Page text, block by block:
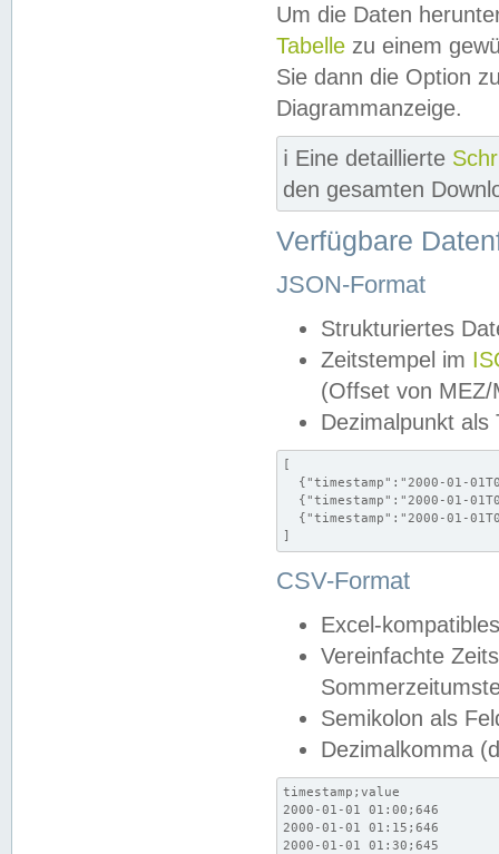
Um die Daten
Tabelle zu einem
Sie dann die Option
Diagrammanzeige.
ℹ️ Eine detaillierte
den gesamten
Verfügbare
JSON-Format
Strukturiertes
Zeitstempel im
(Offset von MEZ/
Dezimalpunkt als
[
{"timestamp":"2000-01-
{"timestamp":"2000-01-
{"timestamp":"2000-01-
]
CSV-Format
Excel-
Vereinfachte
Semikolon als
Dezimalkomma
timestamp;value
2000-01-01 01:00;646
2000-01-01 01:15;646
2000-01-01 01:30;645